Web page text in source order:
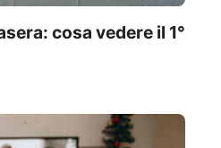
cosa vedere il 1°